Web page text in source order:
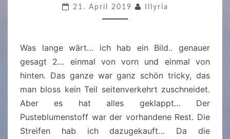
K
U
S
U
L
L
O
V
21. April 2019 Illyria
Was lange wärt… ich hab ein Bild.. genauer
gesagt 2… einmal von vorn und einmal von
hinten. Das ganze war ganz schön tricky, das
man bloss kein Teil seitenverkehrt zuschneidet.
Aber es hat alles geklappt… Der
Pusteblumenstoff war der vorhandene Rest. Die
Streifen hab ich dazugekauft… Da die